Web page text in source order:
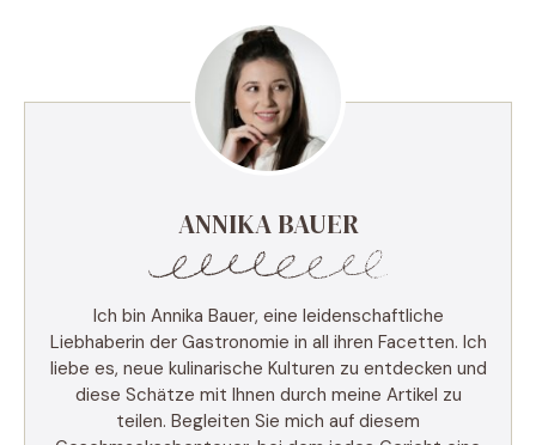
ANNIKA BAUER
Ich bin Annika Bauer, eine leidenschaftliche
Liebhaberin der Gastronomie in all ihren Facetten. Ich
liebe es, neue kulinarische Kulturen zu entdecken und
diese Schätze mit Ihnen durch meine Artikel zu
teilen. Begleiten Sie mich auf diesem